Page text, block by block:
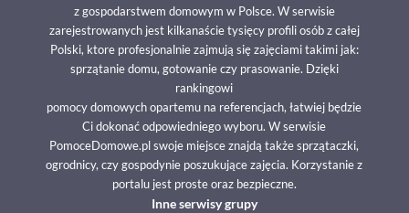
z gospodarstwem domowym w Polsce. W serwisie
zarejestrowanych jest kilkanaście tysięcy profili osób z całej
Polski, ktore profesjonalnie zajmują się zajęciami takimi jak:
sprzątanie domu, gotowanie czy prasowanie. Dzięki
rankingowi
pomocy domowych opartemu na referencjach, łatwiej będzie
Ci dokonać odpowiedniego wyboru. W serwisie
PomoceDomowe.pl swoje miejsce znajdą także sprzątaczki,
ogrodnicy, czy gospodynie poszukujące zajęcia. Korzystanie z
portalu jest proste oraz bezpieczne.
Inne serwisy grupy